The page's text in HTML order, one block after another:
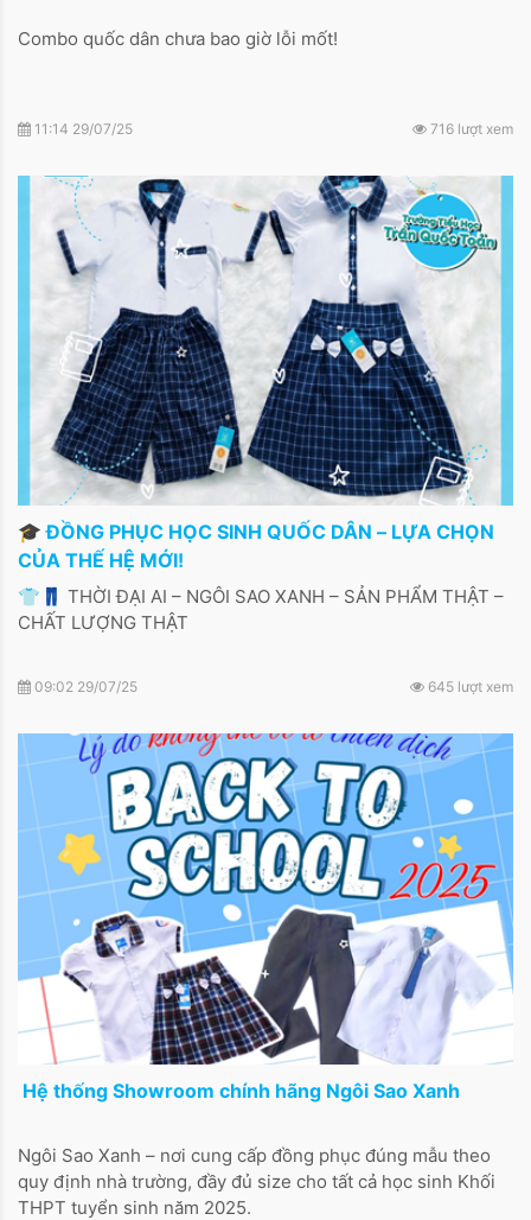
Combo quốc dân chưa bao giờ lỗi mốt!
11:14 29/07/25 716 lượt xem
🎓 ĐỒNG PHỤC HỌC SINH QUỐC DÂN – LỰA CHỌN
CỦA THẾ HỆ MỚI!
👕👖 THỜI ĐẠI AI – NGÔI SAO XANH – SẢN PHẨM THẬT –
CHẤT LƯỢNG THẬT
09:02 29/07/25 645 lượt xem
​ Hệ thống Showroom chính hãng Ngôi Sao Xanh
Ngôi Sao Xanh – nơi cung cấp đồng phục đúng mẫu theo
quy định nhà trường, đầy đủ size cho tất cả học sinh Khối
THPT tuyển sinh năm 2025.